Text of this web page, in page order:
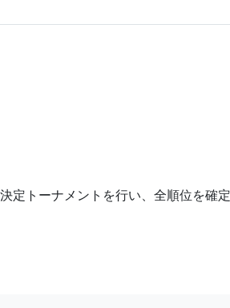
定トーナメントを行い、全順位を確